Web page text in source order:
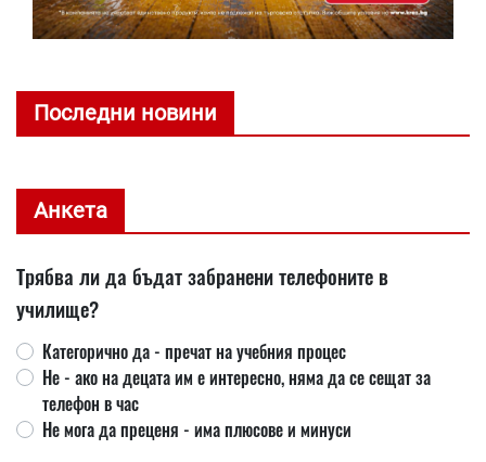
Последни новини
Анкета
Трябва ли да бъдат забранени телефоните в
училище?
Категорично да - пречат на учебния процес
Не - ако на децата им е интересно, няма да се сещат за
телефон в час
Не мога да преценя - има плюсове и минуси